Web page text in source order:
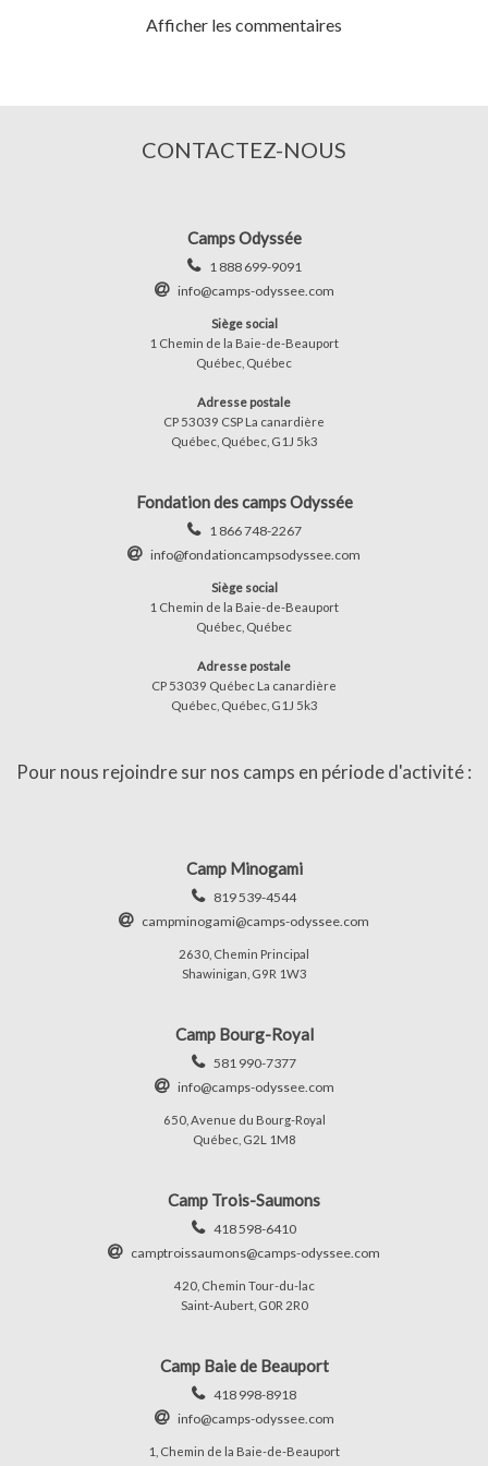
Afficher les commentaires
CONTACTEZ-NOUS
Camps Odyssée
1 888 699-9091
info@camps-odyssee.com
Siège social
1 Chemin de la Baie-de-Beauport
Québec, Québec
Adresse postale
CP 53039 CSP La canardière
Québec, Québec, G1J 5k3
Fondation des camps Odyssée
1 866 748-2267
info@fondationcampsodyssee.com
Siège social
1 Chemin de la Baie-de-Beauport
Québec, Québec
Adresse postale
CP 53039 Québec La canardière
Québec, Québec, G1J 5k3
Pour nous rejoindre sur nos camps en période d'activité :
Camp Minogami
819 539-4544
campminogami@camps-odyssee.com
2630, Chemin Principal
Shawinigan, G9R 1W3
Camp Bourg-Royal
581 990-7377
info@camps-odyssee.com
650, Avenue du Bourg-Royal
Québec, G2L 1M8
Camp Trois-Saumons
418 598-6410
camptroissaumons@camps-odyssee.com
420, Chemin Tour-du-lac
Saint-Aubert, G0R 2R0
Camp Baie de Beauport
418 998-8918
info@camps-odyssee.com
1, Chemin de la Baie-de-Beauport